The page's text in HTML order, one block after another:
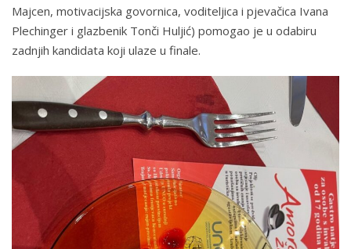
Majcen, motivacijska govornica, voditeljica i pjevačica Ivana
Plechinger i glazbenik Tonči Huljić) pomogao je u odabiru
zadnjih kandidata koji ulaze u finale.